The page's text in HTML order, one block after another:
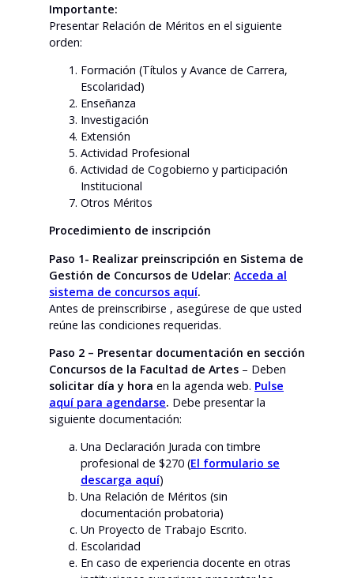
Importante:
Presentar Relación de Méritos en el siguiente
orden:
Formación (Títulos y Avance de Carrera,
Escolaridad)
Enseñanza
Investigación
Extensión
Actividad Profesional
Actividad de Cogobierno y participación
Institucional
Otros Méritos
Procedimiento de inscripción
Paso 1- Realizar preinscripción en Sistema de
Gestión de Concursos de Udelar: Acceda al
sistema de concursos aquí.
Antes de preinscribirse , asegúrese de que usted
reúne las condiciones requeridas.
Paso 2 – Presentar documentación en sección
Concursos de la Facultad de Artes – Deben
solicitar día y hora en la agenda web. Pulse
aquí para agendarse. Debe presentar la
siguiente documentación:
Una Declaración Jurada con timbre
profesional de $270 (El formulario se
descarga aquí)
Una Relación de Méritos (sin
documentación probatoria)
Un Proyecto de Trabajo Escrito.
Escolaridad
En caso de experiencia docente en otras